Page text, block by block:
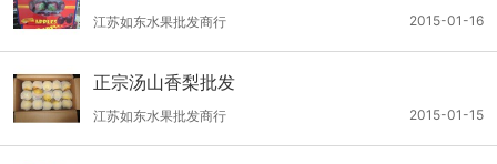
2015-01-16
江苏如东水果批发商行
正宗汤山香梨批发
2015-01-15
江苏如东水果批发商行